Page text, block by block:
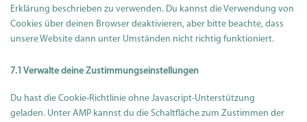
Erklärung beschrieben zu verwenden. Du kannst die Verwendung von
Cookies über deinen Browser deaktivieren, aber bitte beachte, dass
unsere Website dann unter Umständen nicht richtig funktioniert.
7.1 Verwalte deine Zustimmungseinstellungen
Du hast die Cookie-Richtlinie ohne Javascript-Unterstützung
geladen. Unter AMP kannst du die Schaltfläche zum Zustimmen der